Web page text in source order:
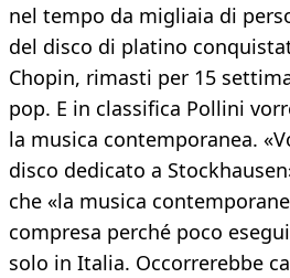
nel tempo da migliaia di
del disco di platino
Chopin, rimasti per 15
pop. E in classifica Pollini
la musica contemporanea.
disco dedicato a
che «la musica
compresa perché poco
solo in Italia. Occorrerebbe